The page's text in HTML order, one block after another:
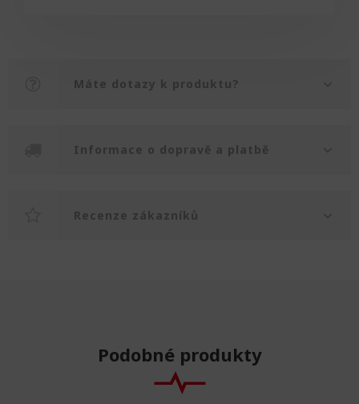
Máte dotazy k produktu?
Informace o dopravě a platbě
Recenze zákazníků
Podobné produkty